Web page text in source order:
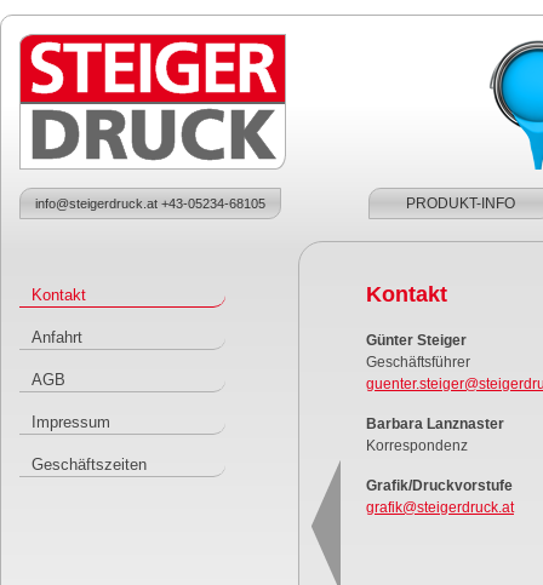
Skip to main content
Main menu
info@steigerdruck.at +43-05234-68105 PRODUKT-INFO
Kontakt
Anfahrt
AGB
Impressum
Geschäftszeiten
Kontakt
Günter Steiger
Geschäftsführer
Barbara Lanznaster
Korrespondenz
Grafik/Druckvorstufe
grafik@steigerdruck.at